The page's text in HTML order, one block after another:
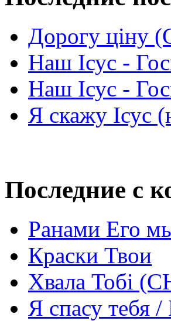
Дорогу ціну
Наш Ісус -
Наш Ісус -
Я скажу Ісус
Последние с
Ранами Его
Краски Твои
Хвала Тобі
Я спасу тебя